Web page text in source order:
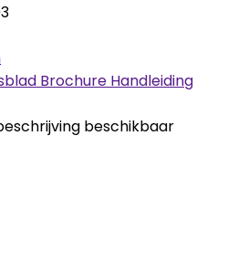
Brochure Handleiding
beschikbaar